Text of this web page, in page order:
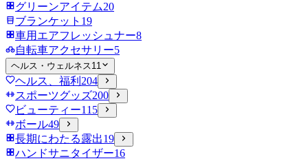
グリーンアイテム20
ブランケット 19
車用エアフレッシュナー8
自転車アクセサリー5
ヘルス・ウェルネス11
ヘルス、福利 204
スポーツグッズ200
ビューティー115
ボール49
長期にわたる露出19
ハンドサニタイザー16